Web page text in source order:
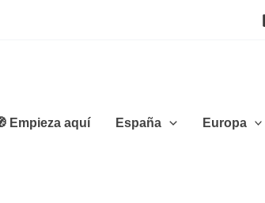
Empieza aquí España Europa